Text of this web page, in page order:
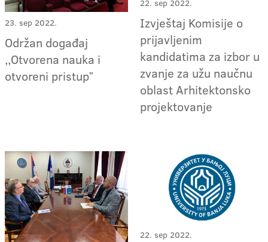
23. sep 2022.
Održan događaj
,,Otvorena nauka i
otvoreni pristupˮ
22. sep 2022.
Izvještaj Komisije o
prijavljenim
kandidatima za izbor u
zvanje za užu naučnu
oblast Arhitektonsko
projektovanje
22. sep 2022.